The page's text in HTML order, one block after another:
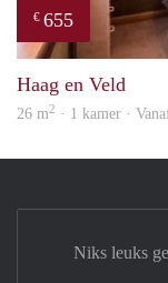
€ 655
Haag en Veld
26 m2 · 1 kamer ·
Niks leuks